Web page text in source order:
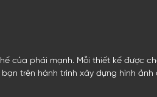
của phái mạnh. Mỗi thiết kế được
trên hành trình xây dựng hình